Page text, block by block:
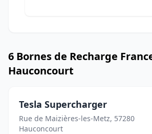
6 Bornes de Recharge
Hauconcourt
Tesla Supercharger
Rue de Maizières-les-Metz, 57280
Hauconcourt